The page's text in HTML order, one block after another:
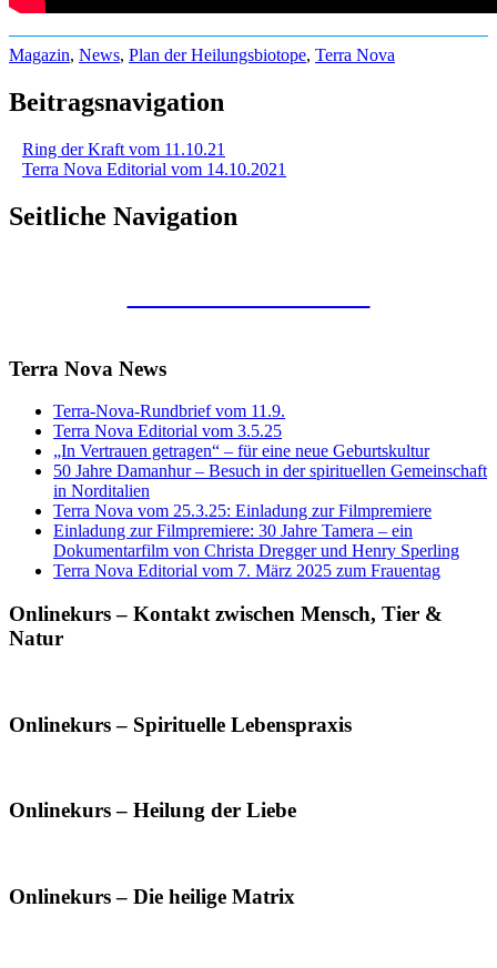
Magazin, News, Plan der Heilungsbiotope, Terra Nova
Beitragsnavigation
Ring der Kraft vom 11.10.21
Terra Nova Editorial vom 14.10.2021
Seitliche Navigation
Terra Nova News
Terra-Nova-Rundbrief vom 11.9.
Terra Nova Editorial vom 3.5.25
„In Vertrauen getragen“ – für eine neue Geburtskultur
50 Jahre Damanhur – Besuch in der spirituellen Gemeinschaft
in Norditalien
Terra Nova vom 25.3.25: Einladung zur Filmpremiere
Einladung zur Filmpremiere: 30 Jahre Tamera – ein
Dokumentarfilm von Christa Dregger und Henry Sperling
Terra Nova Editorial vom 7. März 2025 zum Frauentag
Onlinekurs – Kontakt zwischen Mensch, Tier &
Natur
Onlinekurs – Spirituelle Lebenspraxis
Onlinekurs – Heilung der Liebe
Onlinekurs – Die heilige Matrix